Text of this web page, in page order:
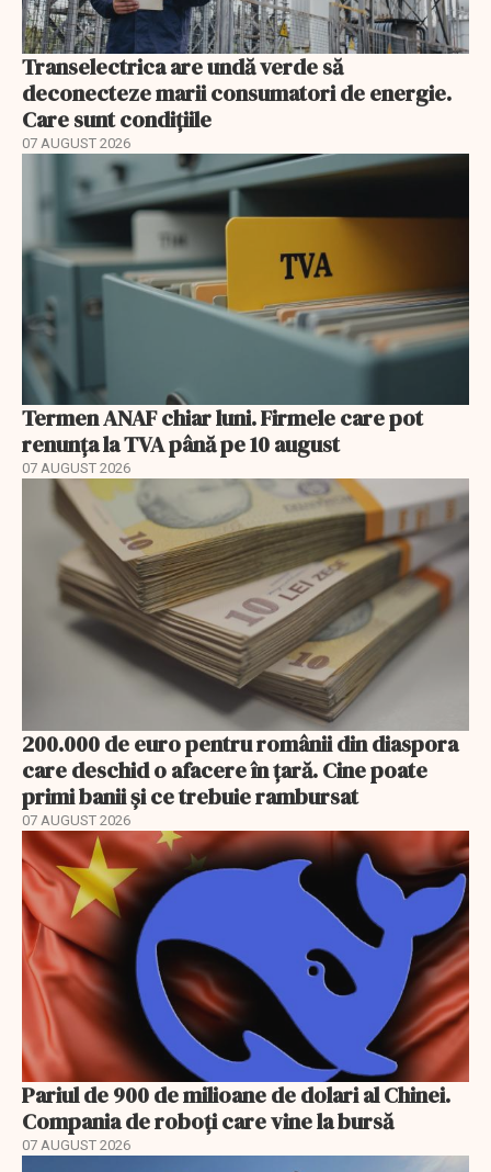
Transelectrica are undă verde să
deconecteze marii consumatori de energie.
Care sunt condițiile
07 AUGUST 2026
Termen ANAF chiar luni. Firmele care pot
renunța la TVA până pe 10 august
07 AUGUST 2026
200.000 de euro pentru românii din diaspora
care deschid o afacere în țară. Cine poate
primi banii și ce trebuie rambursat
07 AUGUST 2026
Pariul de 900 de milioane de dolari al Chinei.
Compania de roboți care vine la bursă
07 AUGUST 2026